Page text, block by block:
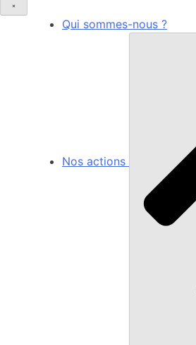
Qui sommes-nous ?
Nos actions